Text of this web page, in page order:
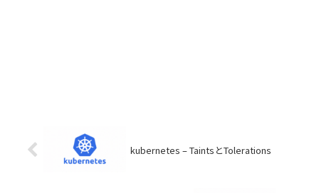
kubernetes – TaintsとTolerations